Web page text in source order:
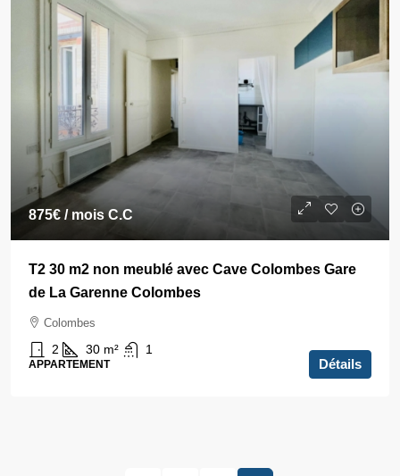
875€ / mois C.C
T2 30 m2 non meublé avec Cave Colombes Gare
de La Garenne Colombes
Colombes
2 30 m² 1
APPARTEMENT Détails